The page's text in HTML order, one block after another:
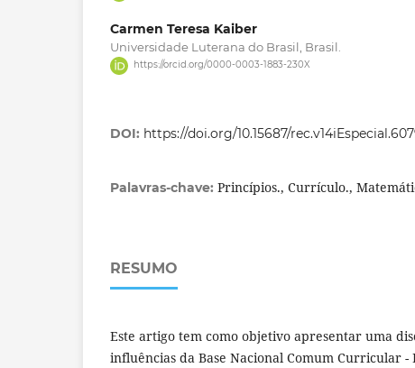
Carmen Teresa Kaiber
Universidade Luterana do Brasil, Brasil.
https://orcid.org/0000-0003-1883-230X
DOI: https://doi.org/10.15687/
Palavras-chave: Princípios., Currículo.,
RESUMO
Este artigo tem como objetivo apresentar uma
influências da Base Nacional Comum Curricular -